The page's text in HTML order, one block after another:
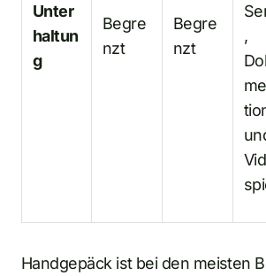
Unter
haltun
g
Begre
nzt
Begre
nzt
,
Handgepäck ist bei den meisten